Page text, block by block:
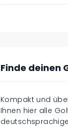
Finde deinen
Kompakt und
Ihnen hier alle